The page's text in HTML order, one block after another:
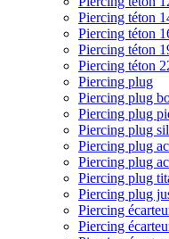
Piercing téton
Piercing téton
Piercing téton
Piercing téton
Piercing plug
Piercing plug
Piercing plug
Piercing plug
Piercing plug
Piercing plug
Piercing plug
Piercing plug
Piercing
Piercing